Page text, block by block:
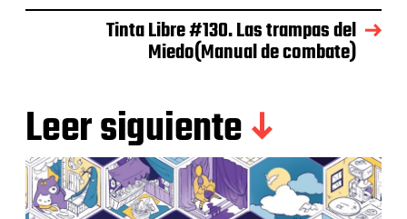
Tinta Libre #130. Las trampas del
Miedo(Manual de combate)
Leer siguiente